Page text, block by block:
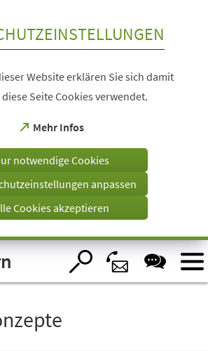
Website erklären Sie sich damit
Seite Cookies verwendet.
Mehr Infos
(Öffnet
einem
Tab)
notwendige Cookies
anpassen
Cookies akzeptieren